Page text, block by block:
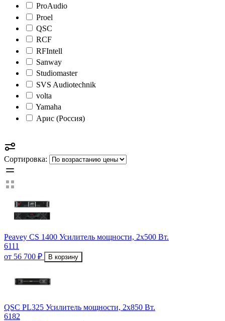
ProAudio
Proel
QSC
RCF
RFIntell
Sanway
Studiomaster
SVS Audiotechnik
volta
Yamaha
Арис (Россия)
Сортировка:
Peavey CS 1400 Усилитель мощности, 2x500 Вт.
6111
от 56 700 ₽
В корзину
QSC PL325 Усилитель мощности, 2х850 Вт.
6182